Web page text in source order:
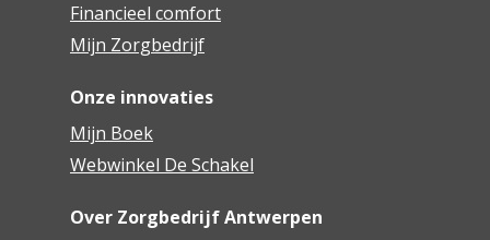
Financieel comfort
Mijn Zorgbedrijf
Onze innovaties
Mijn Boek
Webwinkel De Schakel
Over Zorgbedrijf Antwerpen